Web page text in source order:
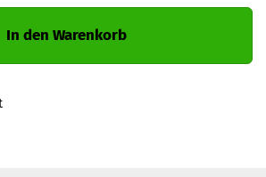
In den Warenkorb